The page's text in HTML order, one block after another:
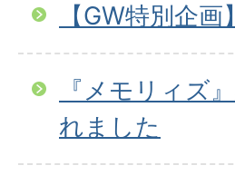
【GW特別企
『メモリィズ
れました